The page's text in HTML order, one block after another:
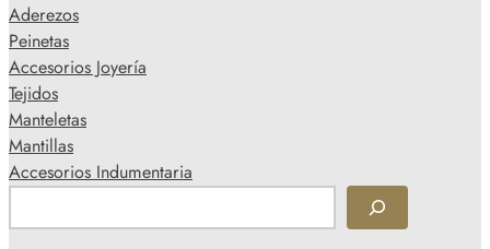
Aderezos
Peinetas
Accesorios Joyería
Tejidos
Manteletas
Mantillas
Accesorios Indumentaria
u